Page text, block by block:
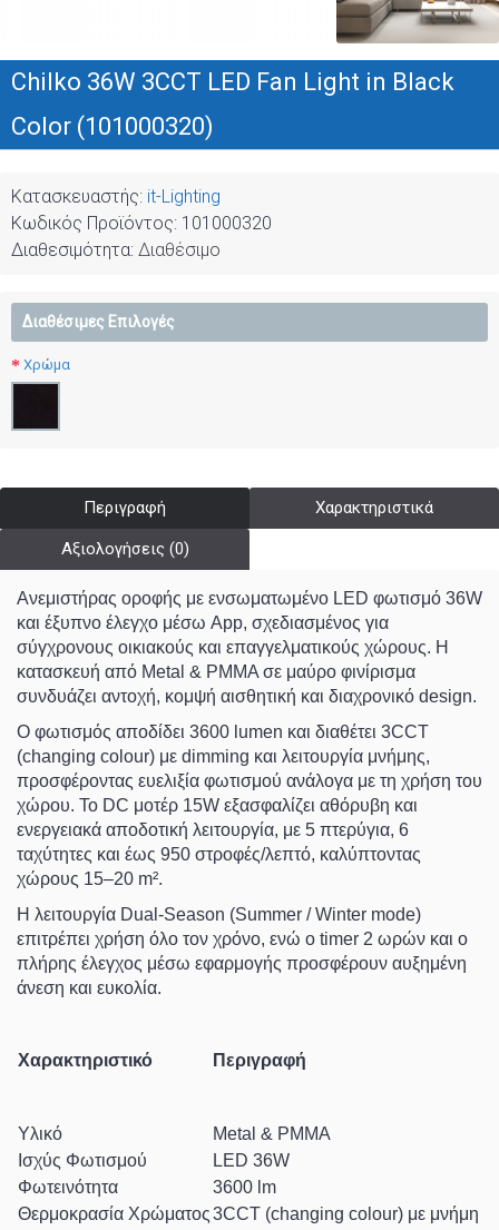
Chilko 36W 3CCT LED Fan Light in Black
Color (101000320)
Κατασκευαστής: it-Lighting
Κωδικός Προϊόντος: 101000320
Διαθεσιμότητα: Διαθέσιμο
Διαθέσιμες Επιλογές
Χρώμα
Περιγραφή Χαρακτηριστικά
Αξιολογήσεις (0)
Ανεμιστήρας οροφής με ενσωματωμένο LED φωτισμό 36W
και έξυπνο έλεγχο μέσω App, σχεδιασμένος για
σύγχρονους οικιακούς και επαγγελματικούς χώρους. Η
κατασκευή από Metal & PMMA σε μαύρο φινίρισμα
συνδυάζει αντοχή, κομψή αισθητική και διαχρονικό design.
Ο φωτισμός αποδίδει 3600 lumen και διαθέτει 3CCT
(changing colour) με dimming και λειτουργία μνήμης,
προσφέροντας ευελιξία φωτισμού ανάλογα με τη χρήση του
χώρου. Το DC μοτέρ 15W εξασφαλίζει αθόρυβη και
ενεργειακά αποδοτική λειτουργία, με 5 πτερύγια, 6
ταχύτητες και έως 950 στροφές/λεπτό, καλύπτοντας
χώρους 15–20 m².
Η λειτουργία Dual-Season (Summer / Winter mode)
επιτρέπει χρήση όλο τον χρόνο, ενώ ο timer 2 ωρών και ο
πλήρης έλεγχος μέσω εφαρμογής προσφέρουν αυξημένη
άνεση και ευκολία.
Χαρακτηριστικό Περιγραφή
Υλικό
Metal & PMMA
Ισχύς Φωτισμού
LED 36W
Φωτεινότητα
3600 lm
Θερμοκρασία Χρώματος3CCT (changing colour) με μνήμη